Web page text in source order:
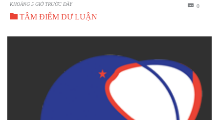
KHOẢNG 5 GIỜ TRƯỚC ĐÂY  0BÌNH
 TÂM ĐIỂM DƯ LUẬN